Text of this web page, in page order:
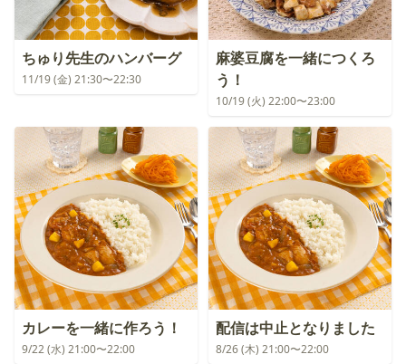
ちゅり先生のハンバーグ
11/19 (金) 21:30〜22:30
麻婆豆腐を一緒につくろ
う！
10/19 (火) 22:00〜23:00
カレーを一緒に作ろう！
9/22 (水) 21:00〜22:00
配信は中止となりました
8/26 (木) 21:00〜22:00